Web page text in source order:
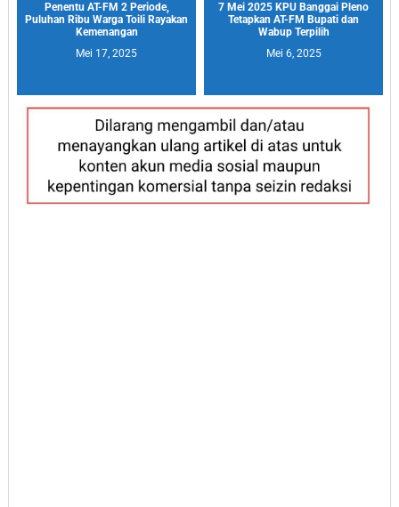
Penentu AT-FM 2 Periode,
Puluhan Ribu Warga Toili Rayakan
Kemenangan
Mei 17, 2025
7 Mei 2025 KPU Banggai Pleno
Tetapkan AT-FM Bupati dan
Wabup Terpilih
Mei 6, 2025